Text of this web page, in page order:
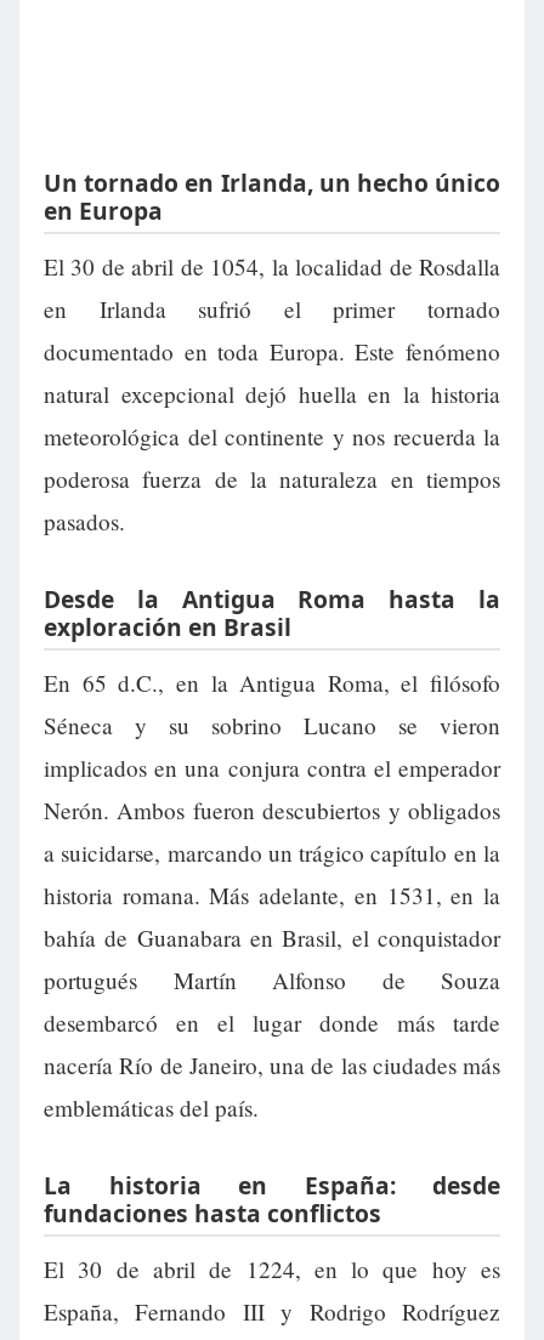
Un tornado en Irlanda, un hecho único
en Europa
El 30 de abril de 1054, la localidad de Rosdalla
en Irlanda sufrió el primer tornado
documentado en toda Europa. Este fenómeno
natural excepcional dejó huella en la historia
meteorológica del continente y nos recuerda la
poderosa fuerza de la naturaleza en tiempos
pasados.
Desde la Antigua Roma hasta la
exploración en Brasil
En 65 d.C., en la Antigua Roma, el filósofo
Séneca y su sobrino Lucano se vieron
implicados en una conjura contra el emperador
Nerón. Ambos fueron descubiertos y obligados
a suicidarse, marcando un trágico capítulo en la
historia romana. Más adelante, en 1531, en la
bahía de Guanabara en Brasil, el conquistador
portugués Martín Alfonso de Souza
desembarcó en el lugar donde más tarde
nacería Río de Janeiro, una de las ciudades más
emblemáticas del país.
La historia en España: desde
fundaciones hasta conflictos
El 30 de abril de 1224, en lo que hoy es
España, Fernando III y Rodrigo Rodríguez